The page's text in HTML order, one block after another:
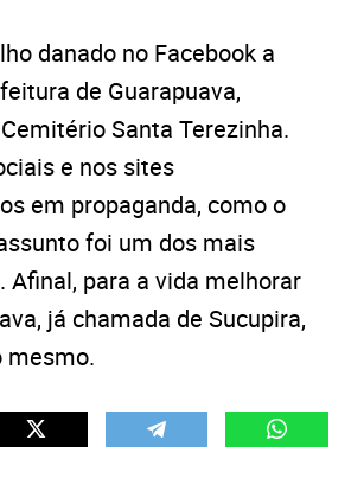
danado no Facebook a
de Guarapuava,
Santa Terezinha.
e nos sites
em propaganda, como o
foi um dos mais
Afinal, para a vida melhorar
já chamada de Sucupira,
mesmo.